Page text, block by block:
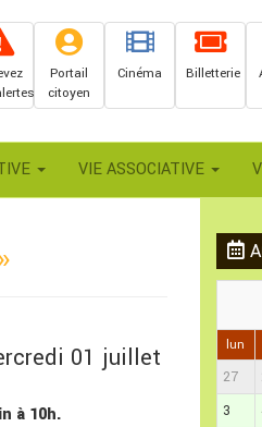
Billetterie
Cinéma
Portail
citoyen
VIE ASSOCIATIVE
01 juillet
à 10h.
lun
27
3